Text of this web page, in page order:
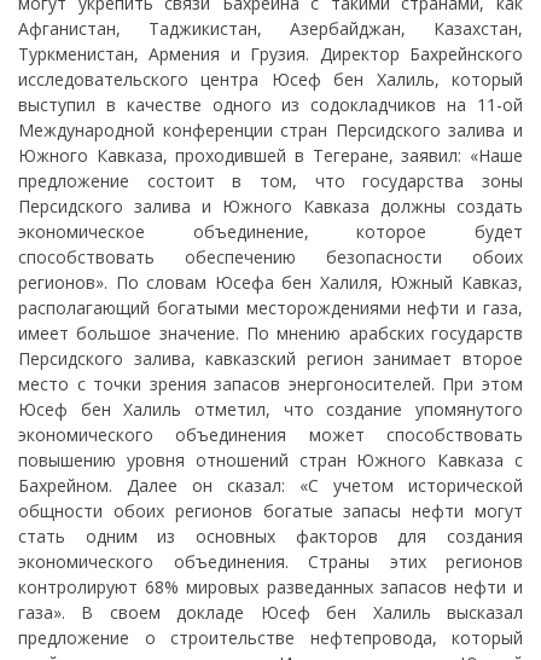
Афганистан, Таджикистан, Азербайджан, Казахстан,
Туркменистан, Армения и Грузия. Директор Бахрейнского
исследовательского центра Юсеф бен Халиль, который
выступил в качестве одного из содокладчиков на 11-ой
Международной конференции стран Персидского залива и
Южного Кавказа, проходившей в Тегеране, заявил: «Наше
предложение состоит в том, что государства зоны
Персидского залива и Южного Кавказа должны создать
экономическое объединение, которое будет
способствовать обеспечению безопасности обоих
регионов». По словам Юсефа бен Халиля, Южный Кавказ,
располагающий богатыми месторождениями нефти и газа,
имеет большое значение. По мнению арабских государств
Персидского залива, кавказский регион занимает второе
место с точки зрения запасов энергоносителей. При этом
Юсеф бен Халиль отметил, что создание упомянутого
экономического объединения может способствовать
повышению уровня отношений стран Южного Кавказа с
Бахрейном. Далее он сказал: «С учетом исторической
общности обоих регионов богатые запасы нефти могут
стать одним из основных факторов для создания
экономического объединения. Страны этих регионов
контролируют 68% мировых разведанных запасов нефти и
газа». В своем докладе Юсеф бен Халиль высказал
предложение о строительстве нефтепровода, который